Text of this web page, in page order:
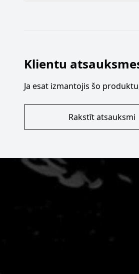
Klientu
Ja esat izmantojis šo
Rakstīt atsauksmi